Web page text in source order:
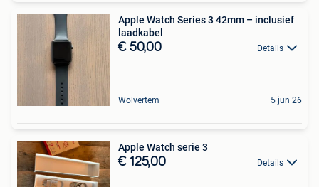
Apple Watch Series 3 42mm – inclusief
laadkabel
€ 50,00 Details
Wolvertem 5 jun 26
Apple Watch serie 3
€ 125,00 Details